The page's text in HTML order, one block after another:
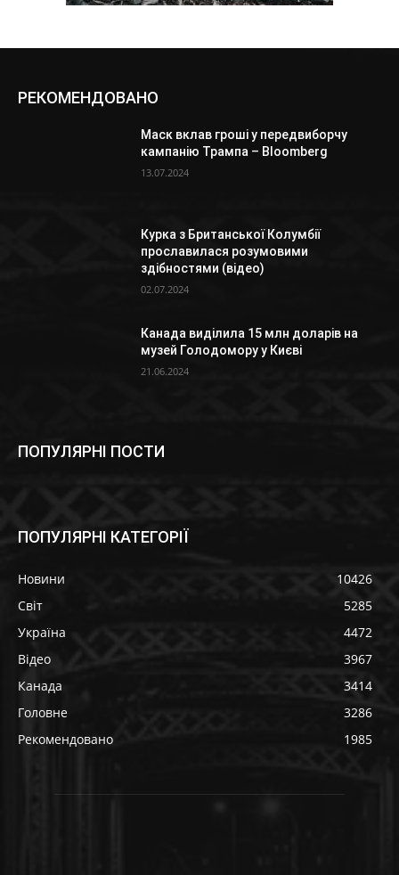
РЕКОМЕНДОВАНО
Маск вклав гроші у передвиборчу
кампанію Трампа – Bloomberg
13.07.2024
Курка з Британської Колумбії
прославилася розумовими
здібностями (відео)
02.07.2024
Канада виділила 15 млн доларів на
музей Голодомору у Києві
21.06.2024
ПОПУЛЯРНІ ПОСТИ
ПОПУЛЯРНІ КАТЕГОРІЇ
Новини
10426
Світ
5285
Україна
4472
Відео
3967
Канада
3414
Головне
3286
Рекомендовано
1985